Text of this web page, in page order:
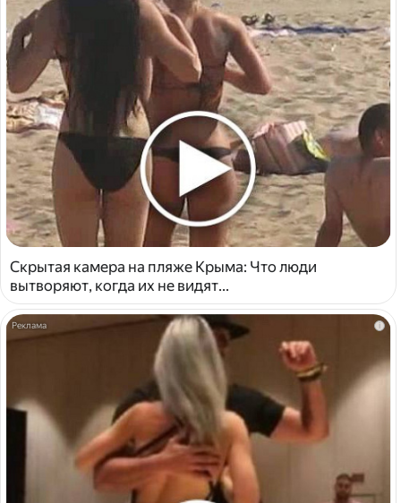
Скрытая камера на пляже Крыма: Что люди
вытворяют, когда их не видят...
i